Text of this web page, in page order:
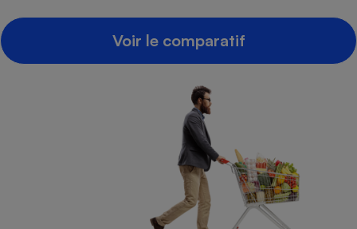
Voir le comparatif